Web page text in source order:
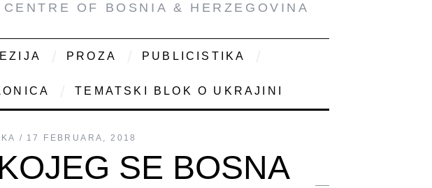
OF BOSNIA & HERZEGOVINA
PROZA PUBLICISTIKA
TEMATSKI BLOK O UKRAJINI
17 FEBRUARA, 2018
SE BOSNA